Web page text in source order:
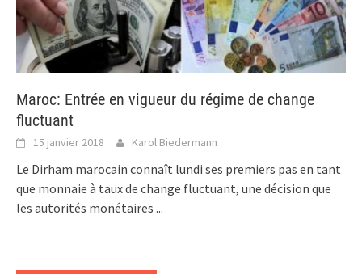
Maroc: Entrée en vigueur du régime de change
fluctuant
15 janvier 2018 Karol Biedermann
Le Dirham marocain connaît lundi ses premiers pas en tant
que monnaie à taux de change fluctuant, une décision que
les autorités monétaires ...